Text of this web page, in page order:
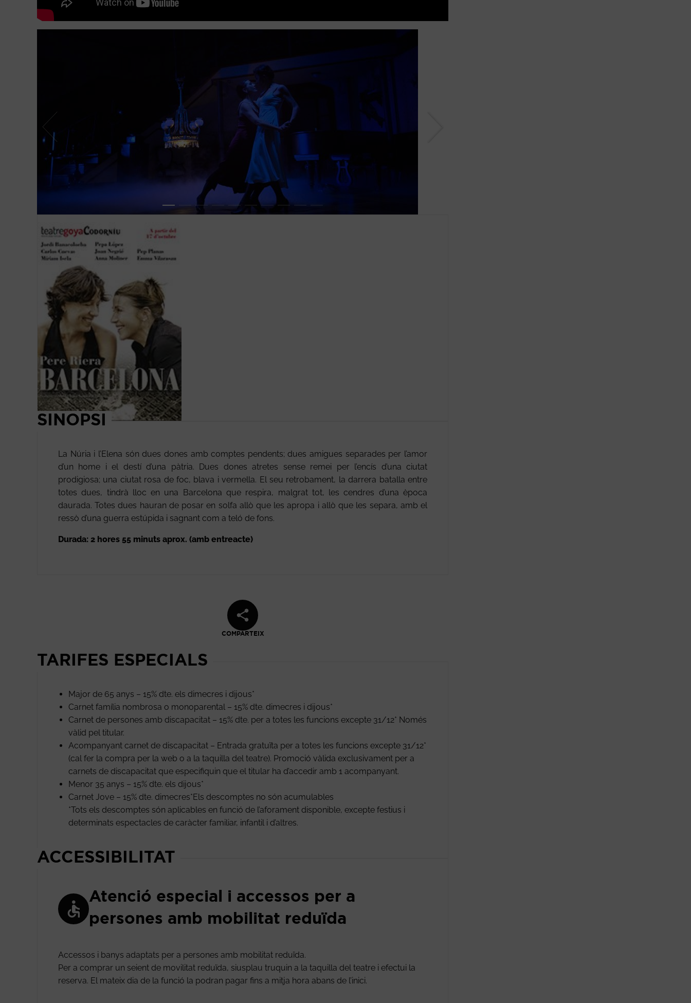
SINOPSI
La Núria i l’Elena són dues dones amb comptes pendents; dues amigues separades per l’amor
d’un home i el destí d’una pàtria. Dues dones atretes sense remei per l’encís d’una ciutat
prodigiosa; una ciutat rosa de foc, blava i vermella. El seu retrobament, la darrera batalla entre
totes dues, tindrà lloc en una Barcelona que respira, malgrat tot, les cendres d’una època
daurada. Totes dues hauran de posar en solfa allò que les apropa i allò que les separa, amb el
ressò d’una guerra estúpida i sagnant com a teló de fons.
Durada: 2 hores 55 minuts aprox. (amb entreacte)
COMPARTEIX
TARIFES ESPECIALS
Major de 65 anys – 15% dte. els dimecres i dijous*
Carnet família nombrosa o monoparental – 15% dte. dimecres i dijous*
Carnet de persones amb discapacitat – 15% dte. per a totes les funcions excepte 31/12* Només
vàlid pel titular.
Acompanyant carnet de discapacitat – Entrada gratuïta per a totes les funcions excepte 31/12*
(cal fer la compra per la web o a la taquilla del teatre). Promoció vàlida exclusivament per a
carnets de discapacitat que especifiquin que el titular ha d’accedir amb 1 acompanyant.
Menor 35 anys – 15% dte. els dijous*
Carnet Jove – 15% dte. dimecres*Els descomptes no són acumulables
*Tots els descomptes són aplicables en funció de l’aforament disponible, excepte festius i
determinats espectacles de caràcter familiar, infantil i d’altres.
ACCESSIBILITAT
Atenció especial i accessos per a
persones amb mobilitat reduïda
Accessos i banys adaptats per a persones amb mobilitat reduïda.
Per a comprar un seient de movilitat reduïda, siusplau truquin a la taquilla del teatre i efectui la
reserva. El mateix dia de la funció la podran pagar fins a mitja hora abans de l’inici.